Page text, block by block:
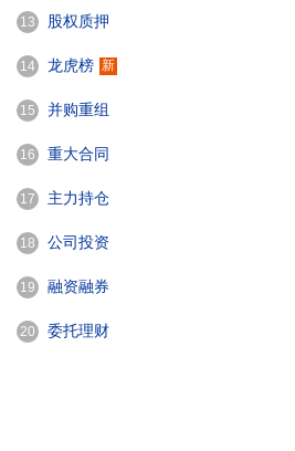
13 股权质押
14 龙虎榜 新
15 并购重组
16 重大合同
17 主力持仓
18 公司投资
19 融资融券
20 委托理财